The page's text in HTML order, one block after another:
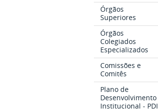
Órgãos
Superiores
Órgãos
Colegiados
Especializados
Comissões e
Comitês
Plano de
Desenvolvimento
Institucional - PDI